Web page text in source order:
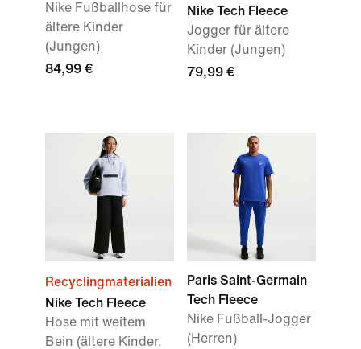
Nike Fußballhose für
ältere Kinder
(Jungen)
84,99 €
Nike Tech Fleece
Jogger für ältere
Kinder (Jungen)
79,99 €
Recyclingmaterialien
Nike Tech Fleece
Hose mit weitem
Bein (ältere Kinder.
Paris Saint-Germain
Tech Fleece
Nike Fußball-Jogger
(Herren)